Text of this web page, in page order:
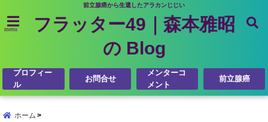
前立腺癌から生還したアラカンじじい
menu
フラッター49｜森本雅昭
の Blog
プロフィー
ル
お問合せ
メンターコ
メント
前立腺癌
ホーム